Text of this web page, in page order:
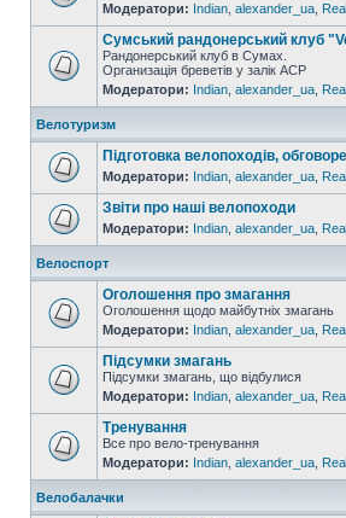
Модератори: Indian alexander_ua
Сумський рандонерський клуб
Рандонерський клуб в Сумах.
Организація бреветів у залік АСР
Модератори: Indian alexander_ua
Велотуризм
Підготовка велопоходів,
Модератори: Indian alexander_ua
Звіти про наші велопоходи
Модератори: Indian alexander_ua
Велоспорт
Оголошення про змагання
Оголошення щодо майбутніх змагань
Модератори: Indian alexander_ua
Підсумки змагань
Підсумки змагань, що відбулися
Модератори: Indian alexander_ua
Тренування
Все про вело-тренування
Модератори: Indian alexander_ua
Велобалачки